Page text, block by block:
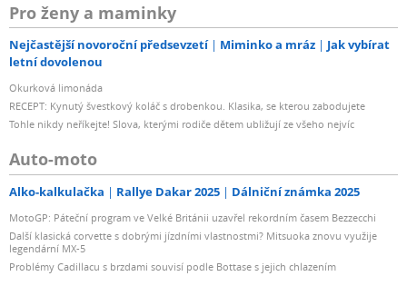
Pro ženy a maminky
Nejčastější novoroční předsevzetí Miminko a mráz
Jak vybírat
letní dovolenou
Okurková limonáda
RECEPT: Kynutý švestkový koláč s drobenkou. Klasika, se kterou zabodujete
Tohle nikdy neříkejte! Slova, kterými rodiče dětem ubližují ze všeho nejvíc
Auto-moto
Alko-kalkulačka Rallye Dakar 2025 Dálniční známka 2025
MotoGP: Páteční program ve Velké Británii uzavřel rekordním časem Bezzecchi
Další klasická corvette s dobrými jízdními vlastnostmi? Mitsuoka znovu využije
legendární MX-5
Problémy Cadillacu s brzdami souvisí podle Bottase s jejich chlazením